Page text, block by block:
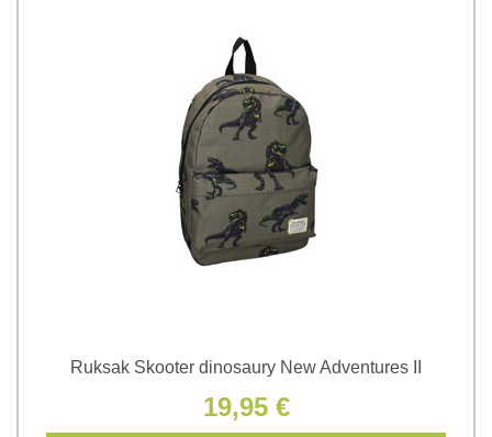
Ruksak Skooter dinosaury New Adventures II
19,95 €